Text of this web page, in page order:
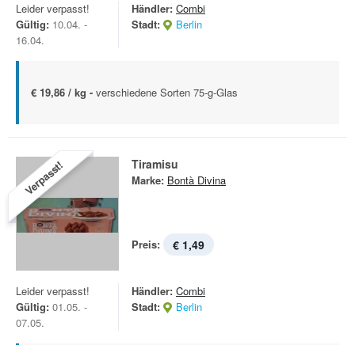
Leider verpasst!
Gültig: 10.04. -
16.04.
Händler: Combi
Stadt:
Berlin
€ 19,86 / kg - verschiedene Sorten 75-g-Glas
Verpasst! Tiramisu
Marke: Bontà Divina
Preis: € 1,49
Leider verpasst!
Gültig: 01.05. -
07.05.
Händler: Combi
Stadt:
Berlin